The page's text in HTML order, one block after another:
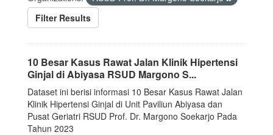
Filter Results
10 Besar Kasus Rawat Jalan Klinik Hipertensi
Ginjal di Abiyasa RSUD Margono S...
Dataset ini berisi informasi 10 Besar Kasus Rawat Jalan
Klinik Hipertensi Ginjal di Unit Paviliun Abiyasa dan
Pusat Geriatri RSUD Prof. Dr. Margono Soekarjo Pada
Tahun 2023